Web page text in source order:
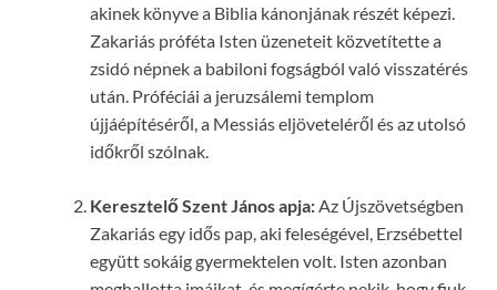
akinek könyve a Biblia kánonjának részét képezi.
Zakariás próféta Isten üzeneteit közvetítette a
zsidó népnek a babiloni fogságból való visszatérés
után. Próféciái a jeruzsálemi templom
újjáépítéséről, a Messiás eljöveteléről és az utolsó
időkről szólnak.
Keresztelő Szent János apja: Az Újszövetségben
Zakariás egy idős pap, aki feleségével, Erzsébettel
együtt sokáig gyermektelen volt. Isten azonban